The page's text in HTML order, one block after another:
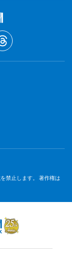
禁止します。 著作権は